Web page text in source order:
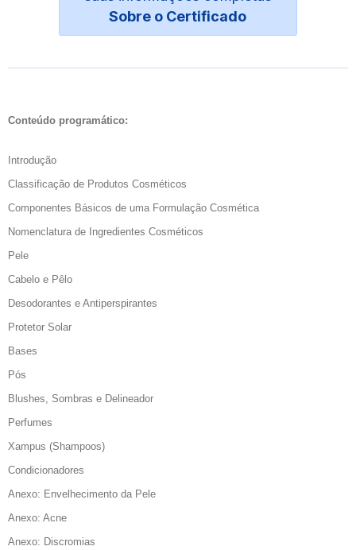
Sobre o Certificado
Conteúdo programático:
Introdução
Classificação de Produtos Cosméticos
Componentes Básicos de uma Formulação Cosmética
Nomenclatura de Ingredientes Cosméticos
Pele
Cabelo e Pêlo
Desodorantes e Antiperspirantes
Protetor Solar
Bases
Pós
Blushes, Sombras e Delineador
Perfumes
Xampus (Shampoos)
Condicionadores
Anexo: Envelhecimento da Pele
Anexo: Acne
Anexo: Discromias